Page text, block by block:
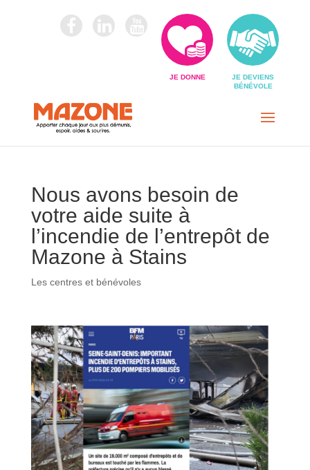
JE DEVIENS
BÉNÉVOLE
JE DONNE
Nous avons besoin de
votre aide suite à
l’incendie de l’entrepôt de
Mazone à Stains
Les centres et bénévoles